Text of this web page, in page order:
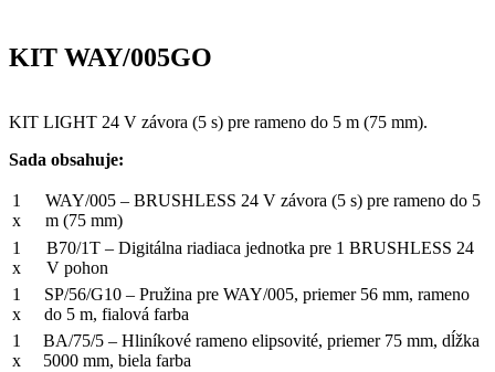
KIT WAY/005GO
KIT LIGHT 24 V závora (5 s) pre rameno do 5 m (75 mm).
Sada obsahuje:
1
x
WAY/005 – BRUSHLESS 24 V závora (5 s) pre rameno do 5
m (75 mm)
1
x
B70/1T – Digitálna riadiaca jednotka pre 1 BRUSHLESS 24
V pohon
1
x
SP/56/G10 – Pružina pre WAY/005, priemer 56 mm, rameno
do 5 m, fialová farba
1
x
BA/75/5 – Hliníkové rameno elipsovité, priemer 75 mm, dĺžka
5000 mm, biela farba